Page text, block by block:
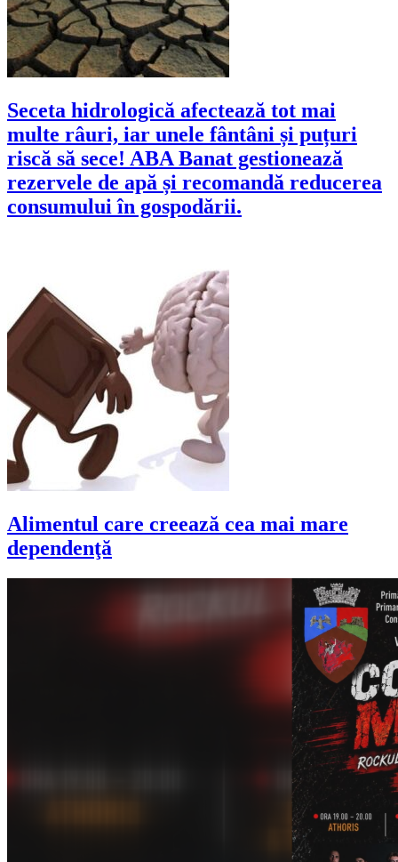
Seceta hidrologică afectează tot mai
multe râuri, iar unele fântâni și puțuri
riscă să sece! ABA Banat gestionează
rezervele de apă și recomandă reducerea
consumului în gospodării.
Alimentul care creează cea mai mare
dependenţă